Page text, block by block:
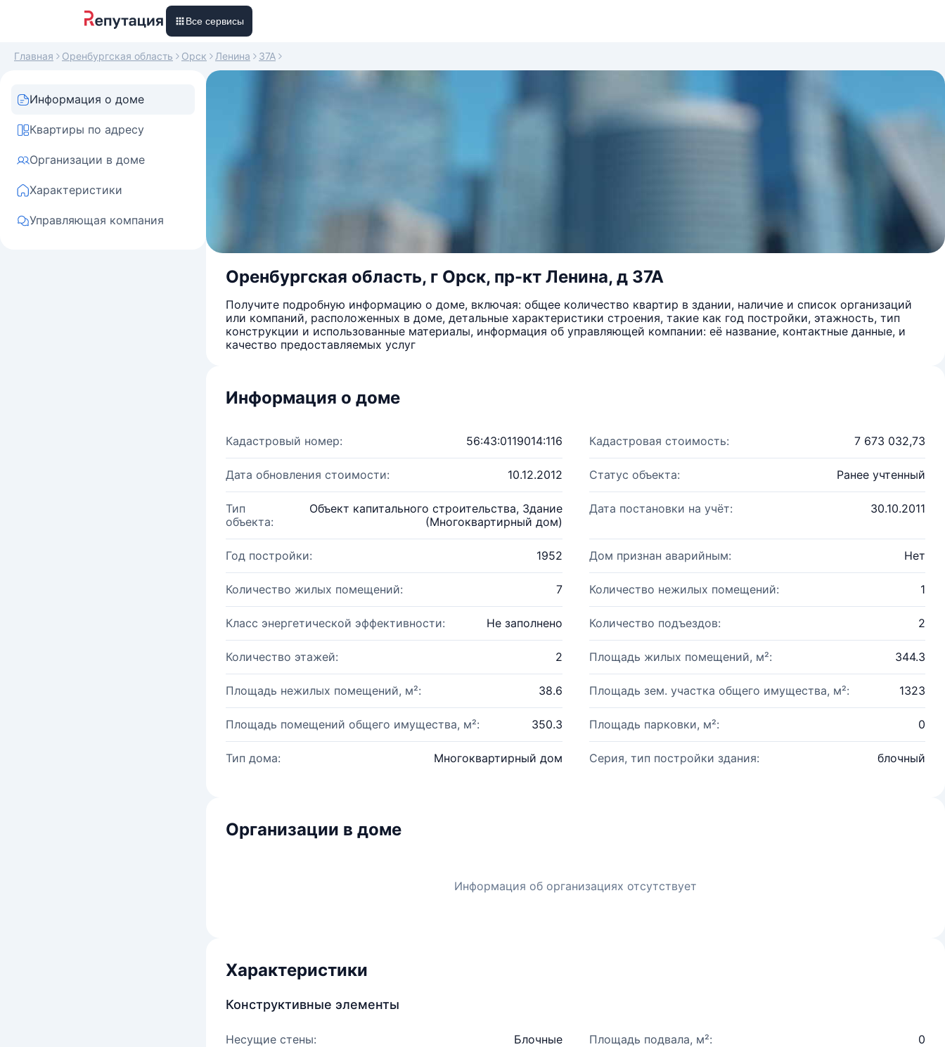
Все сервисы
Главная Оренбургская область Орск Ленина 37А
Информация о доме
Квартиры по адресу
Организации в доме
Характеристики
Управляющая компания
Оренбургская область, г Орск, пр-кт Ленина, д 37А
Получите подробную информацию о доме, включая: общее количество квартир в здании, наличие и список организаций
или компаний, расположенных в доме, детальные характеристики строения, такие как год постройки, этажность, тип
конструкции и использованные материалы, информация об управляющей компании: её название, контактные данные, и
качество предоставляемых услуг
Информация о доме
Кадастровый номер: 56:43:0119014:116 Кадастровая стоимость: 7 673 032,73
Дата обновления стоимости: 10.12.2012 Статус объекта: Ранее учтенный
Тип
объекта:
Объект капитального строительства, Здание
(Многоквартирный дом)
Дата постановки на учёт: 30.10.2011
Год постройки: 1952 Дом признан аварийным: Нет
Количество жилых помещений: 7 Количество нежилых помещений: 1
Класс энергетической эффективности: Не заполнено Количество подъездов: 2
Количество этажей: 2 Площадь жилых помещений, м²: 344.3
Площадь нежилых помещений, м²: 38.6 Площадь зем. участка общего имущества, м²: 1323
Площадь помещений общего имущества, м²: 350.3 Площадь парковки, м²: 0
Тип дома: Многоквартирный дом Серия, тип постройки здания: блочный
Организации в доме
Информация об организациях отсутствует
Характеристики
Конструктивные элементы
Несущие стены: Блочные Площадь подвала, м²: 0